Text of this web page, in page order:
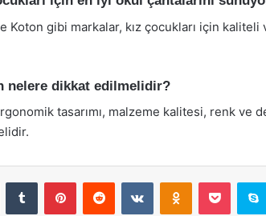
Koton gibi markalar, kız çocukları için kaliteli
nelere dikkat edilmelidir?
tasarımı, malzeme kalitesi, renk ve
Tumblr PinterestReddit VKontakteOdnoklassniki
Pocket